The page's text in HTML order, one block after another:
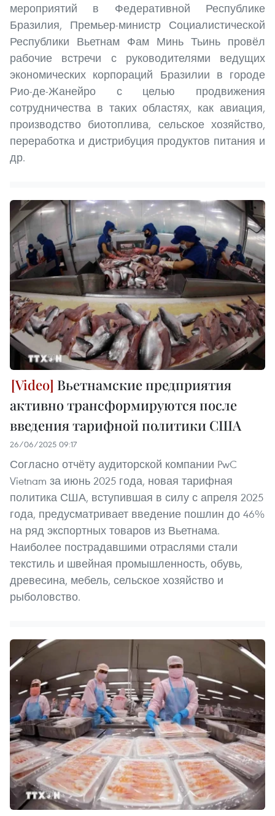
мероприятий в Федеративной Республике
Бразилия, Премьер-министр Социалистической
Республики Вьетнам Фам Минь Тьинь провёл
рабочие встречи с руководителями ведущих
экономических корпораций Бразилии в городе
Рио-де-Жанейро с целью продвижения
сотрудничества в таких областях, как авиация,
производство биотоплива, сельское хозяйство,
переработка и дистрибуция продуктов питания и
др.
Вьетнамские предприятия
активно трансформируются после
введения тарифной политики США
26/06/2025 09:17
Согласно отчёту аудиторской компании PwC
Vietnam за июнь 2025 года, новая тарифная
политика США, вступившая в силу с апреля 2025
года, предусматривает введение пошлин до 46%
на ряд экспортных товаров из Вьетнама.
Наиболее пострадавшими отраслями стали
текстиль и швейная промышленность, обувь,
древесина, мебель, сельское хозяйство и
рыболовство.